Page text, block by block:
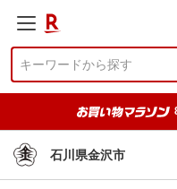
石川県金沢市